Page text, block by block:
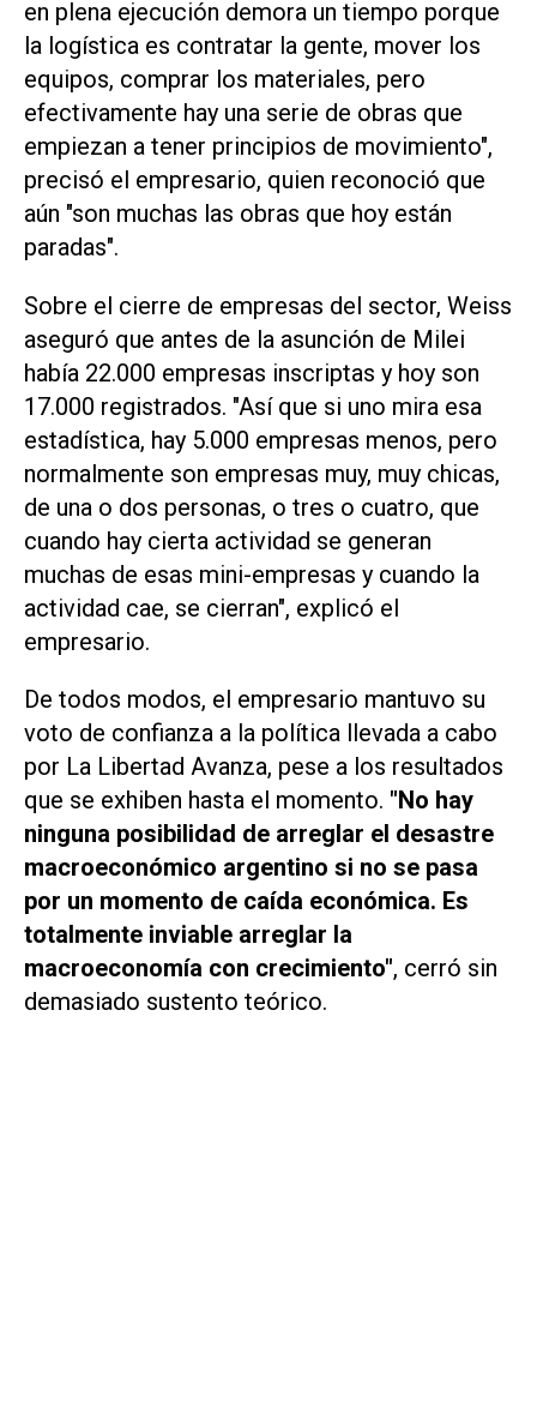
en plena ejecución demora un tiempo porque
la logística es contratar la gente, mover los
equipos, comprar los materiales, pero
efectivamente hay una serie de obras que
empiezan a tener principios de movimiento",
precisó el empresario, quien reconoció que
aún "son muchas las obras que hoy están
paradas".
Sobre el cierre de empresas del sector, Weiss
aseguró que antes de la asunción de Milei
había 22.000 empresas inscriptas y hoy son
17.000 registrados. "Así que si uno mira esa
estadística, hay 5.000 empresas menos, pero
normalmente son empresas muy, muy chicas,
de una o dos personas, o tres o cuatro, que
cuando hay cierta actividad se generan
muchas de esas mini-empresas y cuando la
actividad cae, se cierran", explicó el
empresario.
De todos modos, el empresario mantuvo su
voto de confianza a la política llevada a cabo
por La Libertad Avanza, pese a los resultados
que se exhiben hasta el momento. "No hay
ninguna posibilidad de arreglar el desastre
macroeconómico argentino si no se pasa
por un momento de caída económica. Es
totalmente inviable arreglar la
macroeconomía con crecimiento", cerró sin
demasiado sustento teórico.